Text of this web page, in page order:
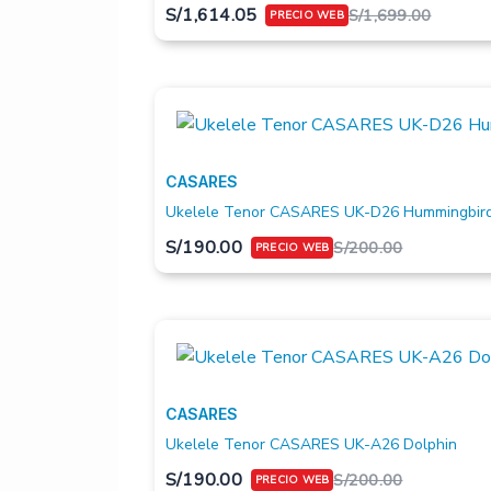
S/1,699.00
S/1,614.05
CASARES
Ukelele Tenor CASARES UK-D26
S/200.00
S/190.00
CASARES
Ukelele Tenor CASARES UK-A26 Dolphin
S/200.00
S/190.00